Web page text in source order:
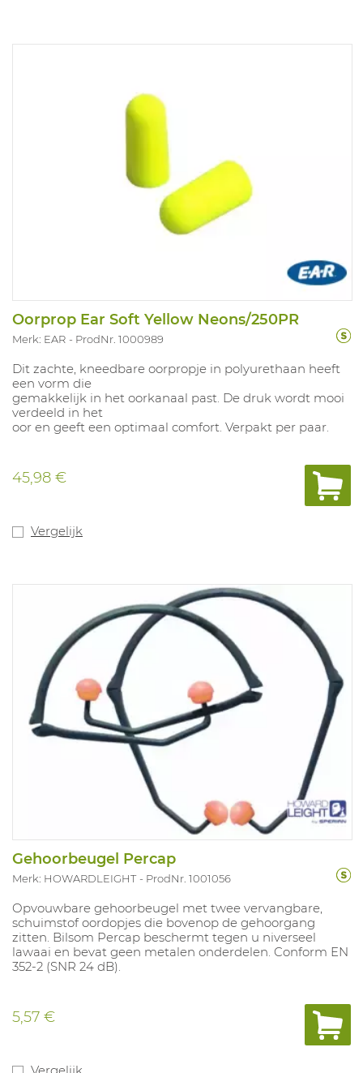
Oorprop Ear Soft Yellow Neons/250PR
Merk: EAR ProdNr. 1000989
Dit zachte, kneedbare oorpropje in polyurethaan heeft
een vorm die
gemakkelijk in het oorkanaal past. De druk wordt mooi
verdeeld in het
oor en geeft een optimaal comfort. Verpakt per paar.
45,98 €
Vergelijk
Gehoorbeugel Percap
Merk: HOWARDLEIGHT ProdNr. 1001056
Opvouwbare gehoorbeugel met twee vervangbare,
schuimstof oordopjes die bovenop de gehoorgang
zitten. Bilsom Percap beschermt tegen u niverseel
lawaai en bevat geen metalen onderdelen. Conform EN
352-2 (SNR 24 dB).
5,57 €
Vergelijk